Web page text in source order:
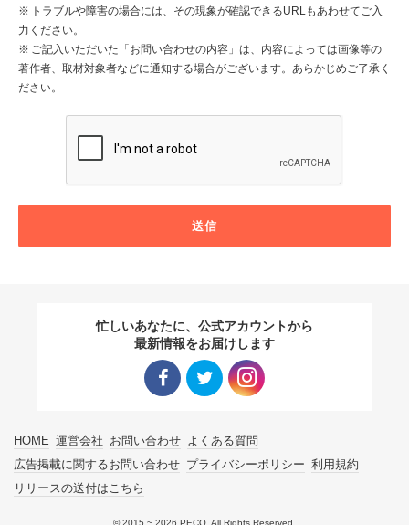
トラブルや障害の場合には、その現象が確認できるURLもあわせてご入
力ください。
ご記入いただいた「お問い合わせの内容」は、内容によっては画像等の
著作者、取材対象者などに通知する場合がございます。あらかじめご了承く
ださい。
送信
忙しいあなたに、公式アカウントから
最新情報をお届けします
HOME 運営会社 お問い合わせ よくある質問
広告掲載に関するお問い合わせ プライバシーポリシー 利用規約
リリースの送付はこちら
© 2015 ~ 2026 PECO. All Rights Reserved.